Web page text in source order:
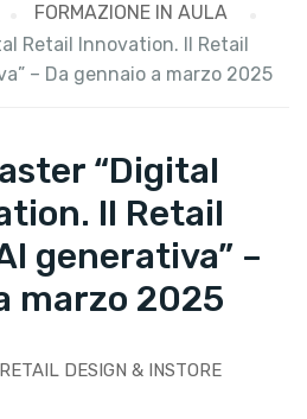
FORMAZIONE IN AULA
Retail Innovation. Il Retail
– Da gennaio a marzo 2025
“Digital
Il Retail
generativa” –
marzo 2025